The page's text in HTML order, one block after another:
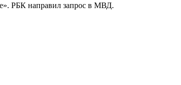
РБК направил запрос в МВД.